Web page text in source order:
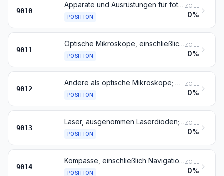
9010
Apparate und Ausrüstungen für fotografische oder kinematografische Laboratorien, in diesem Kapitel anderweit weder genannt noch inbegriffen; Negativbetrachter; Lichtbildwände
POSITION
ZOLL
0%
9011
Optische Mikroskope, einschließlich solcher für Mikrofotografie, Mikrokinematografie oder Mikroprojektion
POSITION
ZOLL
0%
9012
Andere als optische Mikroskope; Diffraktografen
POSITION
ZOLL
0%
9013
Laser, ausgenommen Laserdioden; andere in diesem Kapitel anderweit weder genannte noch inbegriffene optische Instrumente, Apparate und Geräte
POSITION
ZOLL
0%
9014
Kompasse, einschließlich Navigationskompasse; andere Navigationsinstrumente, -apparate und -geräte
POSITION
ZOLL
0%